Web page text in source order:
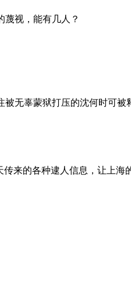
蔑视，能有几人？
无辜蒙狱打压的沈何时可被
来的各种逮人信息，让上海